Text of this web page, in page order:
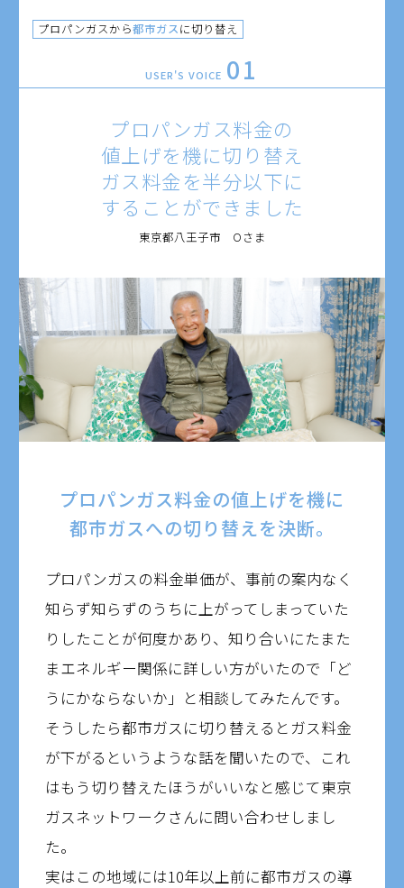
プロパンガスから都市ガスに切り替え
USER'S VOICE 01
プロパンガス料金の
値上げを機に切り替え
ガス料金を半分以下に
することができました
東京都八王子市 Oさま
プロパンガス料金の値上げを機に
都市ガスへの切り替えを決断。
プロパンガスの料金単価が、事前の案内なく
知らず知らずのうちに上がってしまっていた
りしたことが何度かあり、知り合いにたまた
まエネルギー関係に詳しい方がいたので「ど
うにかならないか」と相談してみたんです。
そうしたら都市ガスに切り替えるとガス料金
が下がるというような話を聞いたので、これ
はもう切り替えたほうがいいなと感じて東京
ガスネットワークさんに問い合わせしまし
た。
実はこの地域には10年以上前に都市ガスの導